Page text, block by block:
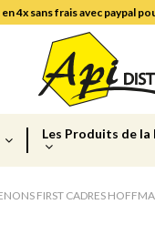
en 4x sans frais avec paypal
Les Produits de la
FIRST CADRES